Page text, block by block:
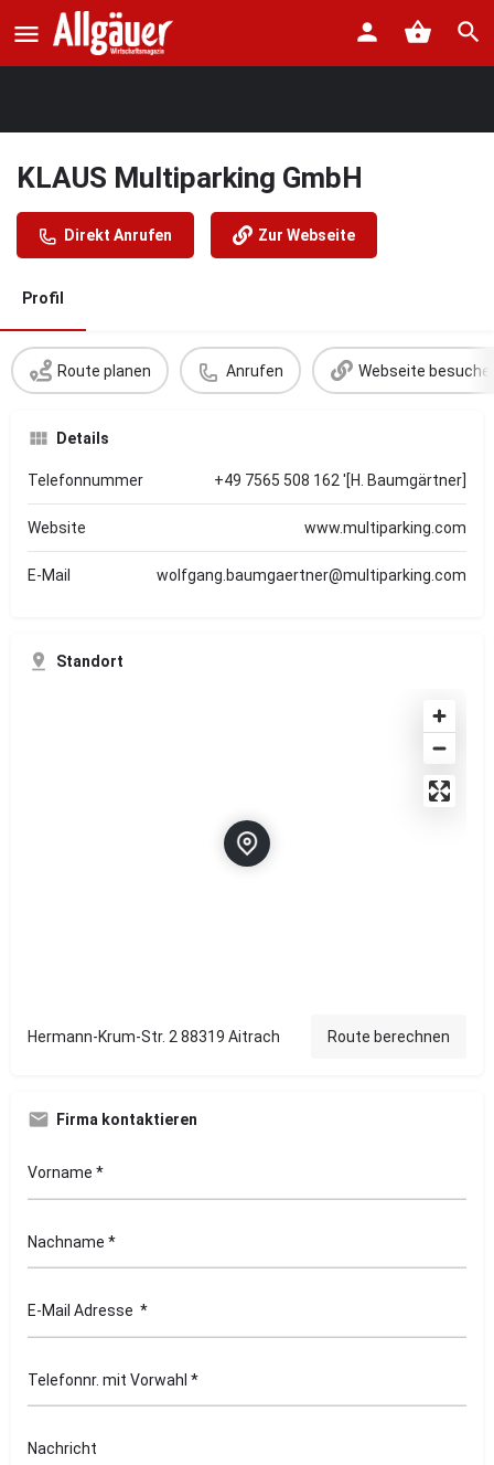
KLAUS Multiparking GmbH
Direkt Anrufen Zur Webseite
Profil
Route planen Anrufen Webseite
Details
Telefonnummer +49 7565 508 162 '[H. Baumgärtner]
Website www.multiparking.com
E-Mail wolfgang.baumgaertner@multiparking.com
Standort
Hermann-Krum-Str. 2 88319 Aitrach Route berechnen
Firma kontaktieren